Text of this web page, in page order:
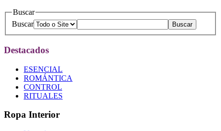
Buscar
Buscar
Destacados
ESENCIAL
ROMÁNTICA
CONTROL
RITUALES
Ropa Interior